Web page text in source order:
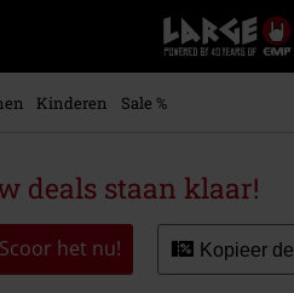
Large
–
Muziek-,
+
kleding
Kinderen Sale %
deals staan klaar!
Scoor het nu! Kopieer